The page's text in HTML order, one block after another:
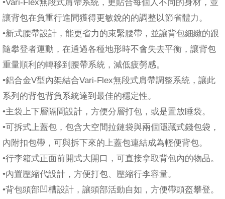
讓背包在負重行進間獲得更敏銳的的調整以節省體力。
•新式腰帶設計，能更省力的束緊腰帶，並讓背包細緻的跟
隨攀登者運動，在通過各種地形時不會失去平衡，讓背包
重量順利的轉移到腰帶系統，減低疲勞感。
•鋁合金V型內架結合Vari-Flex無段式肩帶調整系統，讓此
系列的背包背負系統達到最佳的穩定性。
•主袋上下層隔間設計，方便分層打包，或是置放睡袋。
•可拆式上蓋包，包含大空間拉鏈袋與兩個隱藏式錢包袋，
內附扣包帶，可與拆下來的上蓋包連結成為輕便背包。
•行李箱式正面前開式大開口，可直接拿取背包內的物品。
•內置壓縮代設計，方便打包、壓縮行李容量。
•背包頭部凹槽設計，讓頭部活動自如，方便帶頭盔攀登。